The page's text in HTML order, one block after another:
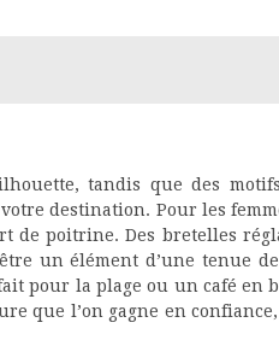
tandis que des
destination. Pour les
de poitrine. Des bretelles
un élément d’une tenue
pour la plage ou un café en
que l’on gagne en confiance,